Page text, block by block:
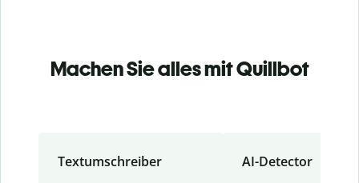
Machen Sie alles mit Quillbot
Textumschreiber AI-Detector